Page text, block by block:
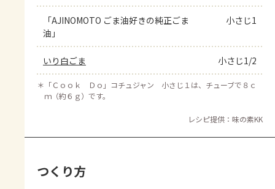
「AJINOMOTO ごま油好きの純正ごま
油」
小さじ1
いり白ごま 小さじ1/2
＊ 「Ｃｏｏｋ Ｄｏ」コチュジャン 小さじ１は、チューブで８ｃ
ｍ（約６ｇ）です。
レシピ提供：味の素KK
つくり方